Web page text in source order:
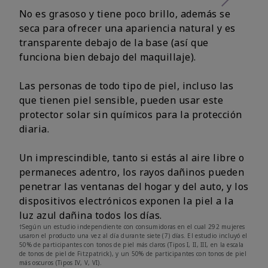
No es grasoso y tiene poco brillo, además se
seca para ofrecer una apariencia natural y es
transparente debajo de la base (así que
funciona bien debajo del maquillaje).
Las personas de todo tipo de piel, incluso las
que tienen piel sensible, pueden usar este
protector solar sin químicos para la protección
diaria.
Un imprescindible, tanto si estás al aire libre o
permaneces adentro, los rayos dañinos pueden
penetrar las ventanas del hogar y del auto, y los
dispositivos electrónicos exponen la piel a la
luz azul dañina todos los días.
†Según un estudio independiente con consumidoras en el cual 292 mujeres
usaron el producto una vez al día durante siete (7) días. El estudio incluyó el
50% de participantes con tonos de piel más claros (Tipos I, II, III, en la escala
de tonos de piel de Fitzpatrick), y un 50% de participantes con tonos de piel
más oscuros (Tipos IV, V, VI).